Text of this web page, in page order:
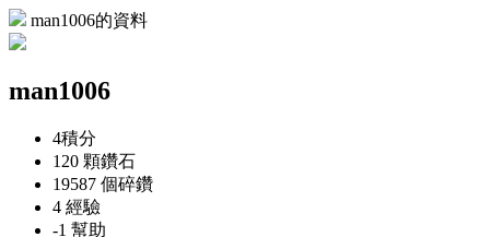
man1006的資料
man1006
4積分
120 顆鑽石
19587 個碎鑽
4 經驗
-1 幫助